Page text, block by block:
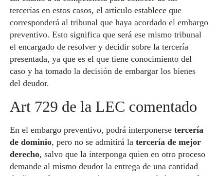
tercerías en estos casos, el artículo establece que
corresponderá al tribunal que haya acordado el embargo
preventivo. Esto significa que será ese mismo tribunal
el encargado de resolver y decidir sobre la tercería
presentada, ya que es el que tiene conocimiento del
caso y ha tomado la decisión de embargar los bienes
del deudor.
Art 729 de la LEC comentado
En el embargo preventivo, podrá interponerse tercería
de dominio, pero no se admitirá la tercería de mejor
derecho, salvo que la interponga quien en otro proceso
demande al mismo deudor la entrega de una cantidad